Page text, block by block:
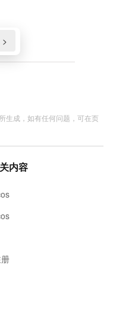
>
生成，如有任何问题，可在页
内容